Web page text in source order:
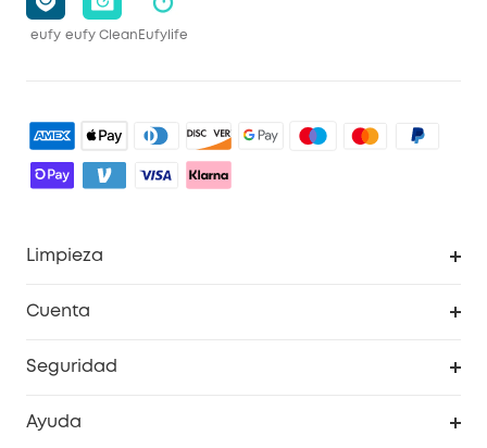
eufy eufy Clean Eufylife
Limpieza
Cuenta
Seguridad
Ayuda